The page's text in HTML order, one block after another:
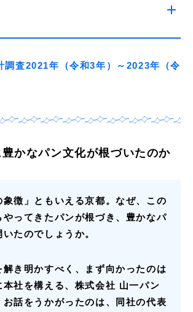
調査2021年（令和3年）～2023年（令
かなパン文化が根づいたのか
象徴」ともいえる京都。なぜ、この
やってきたパンが根づき、豊かなパ
たのでしょうか。
解き明かすべく、まず向かったのは
本社を構える、株式会社 山一パン
お話をうかがったのは、同社の代表